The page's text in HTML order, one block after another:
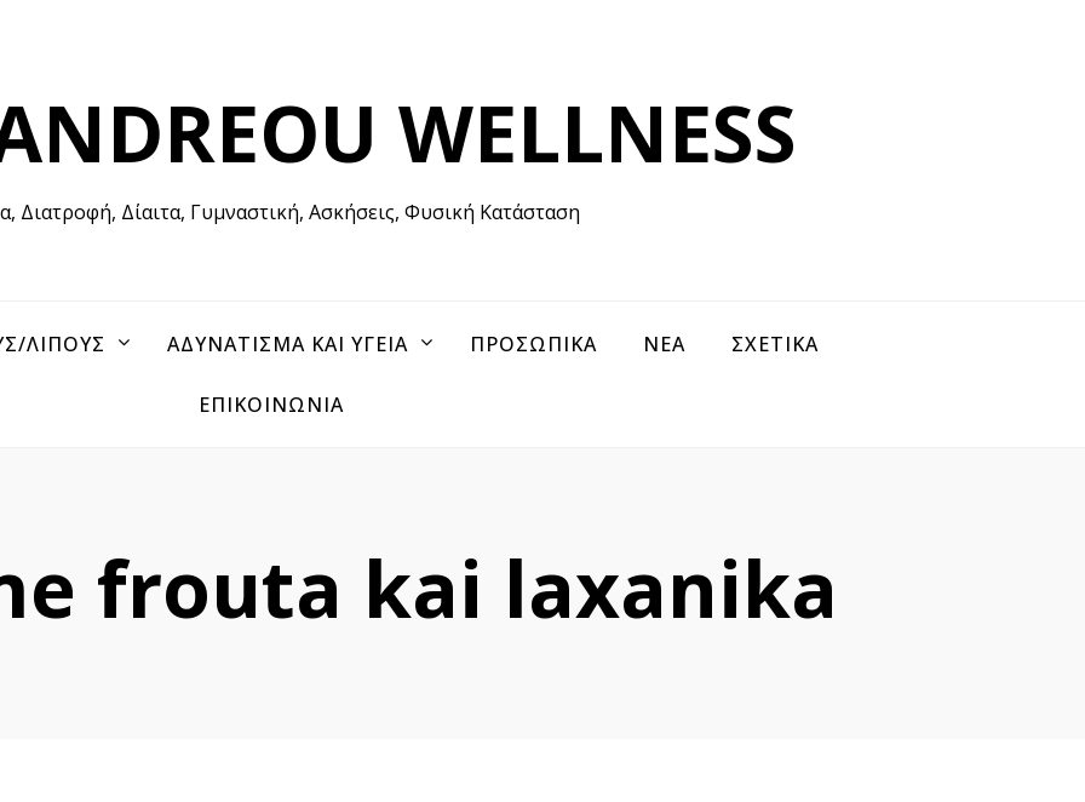
WELLNESS
Διατροφή, Δίαιτα, Γυμναστική, Ασκήσεις, Φυσική Κατάσταση
ΛΙΠΟΥΣ ΑΔΥΝΑΤΙΣΜΑ ΚΑΙ ΥΓΕΙΑ ΠΡΟΣΩΠΙΚΑ ΝΕΑ ΣΧΕΤΙΚΑ
ΕΠΙΚΟΙΝΩΝΙΑ
frouta kai laxanika